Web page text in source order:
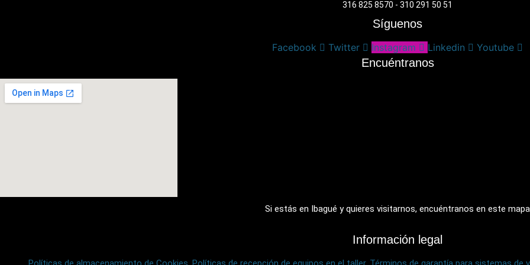
316 825 8570 - 310 291 50 51
Síguenos
Facebook Twitter Instagram Linkedin Youtube
Encuéntranos
Si estás en Ibagué y quieres visitarnos, encuéntranos en este mapa
Información legal